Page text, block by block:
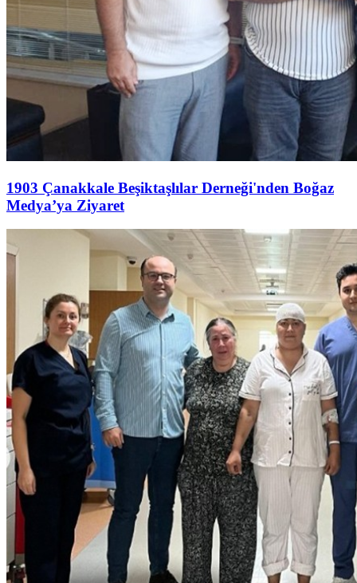
1903 Çanakkale Beşiktaşlılar Derneği'nden Boğaz
Medya’ya Ziyaret